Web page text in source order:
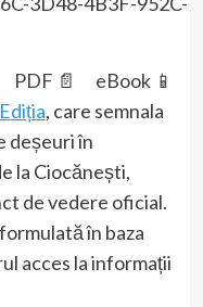
PDF 📄
eBook 📱
, care semnala
deșeuri în
la Ciocănești,
de vedere oficial.
în baza
acces la informații